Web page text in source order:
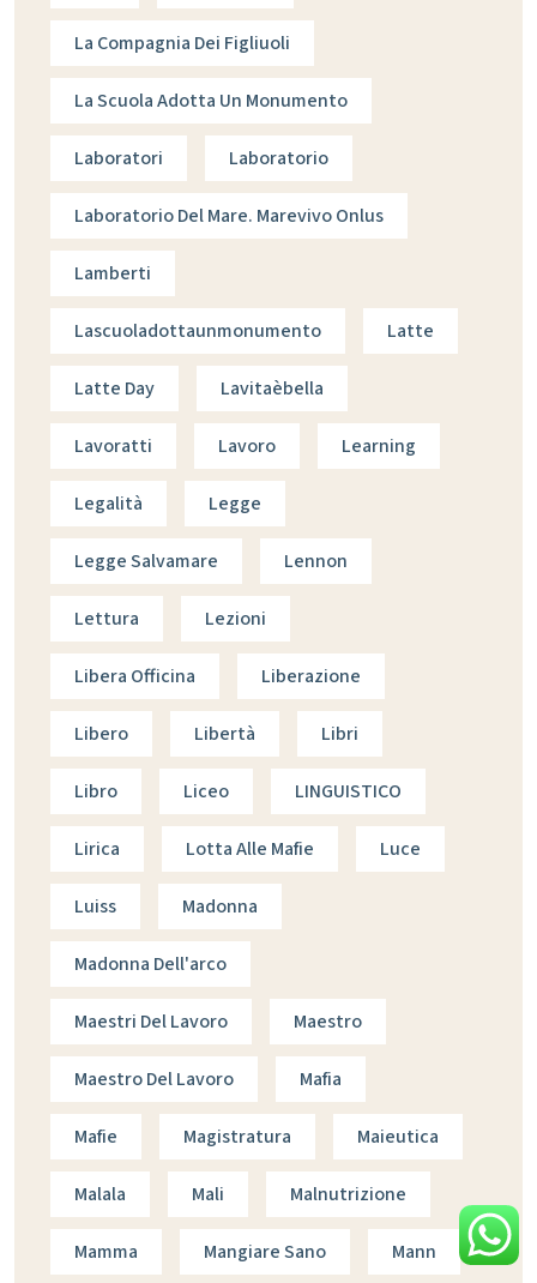
La Compagnia Dei Figliuoli
La Scuola Adotta Un Monumento
Laboratori Laboratorio
Laboratorio Del Mare. Marevivo Onlus
Lamberti
Lascuoladottaunmonumento Latte
Latte Day Lavitaèbella
Lavoratti Lavoro Learning
Legalità Legge
Legge Salvamare Lennon
Lettura Lezioni
Libera Officina Liberazione
Libero Libertà Libri
Libro Liceo LINGUISTICO
Lirica Lotta Alle Mafie Luce
Luiss Madonna
Madonna Dell'arco
Maestri Del Lavoro Maestro
Maestro Del Lavoro Mafia
Mafie Magistratura Maieutica
Malala Mali Malnutrizione
Mamma Mangiare Sano Mann